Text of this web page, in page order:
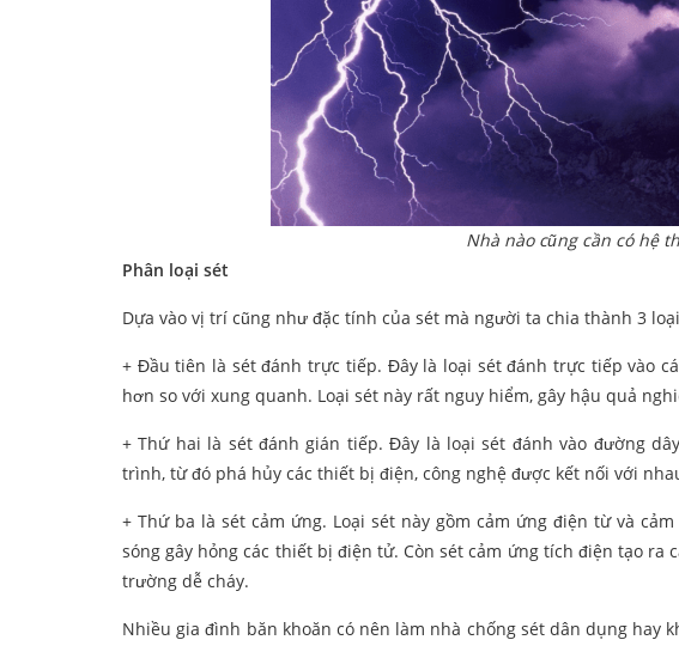
Nhà nào cũng cần có hệ
Phân loại sét
Dựa vào vị trí cũng như đặc tính của sét mà người ta chia thành 3
+ Đầu tiên là sét đánh trực tiếp. Đây là loại sét đánh trực tiếp vào
hơn so với xung quanh. Loại sét này rất nguy hiểm, gây hậu quả
+ Thứ hai là sét đánh gián tiếp. Đây là loại sét đánh vào đường
trình, từ đó phá hủy các thiết bị điện, công nghệ được kết nối với
+ Thứ ba là sét cảm ứng. Loại sét này gồm cảm ứng điện từ và
sóng gây hỏng các thiết bị điện tử. Còn sét cảm ứng tích điện tạo ra
trường dễ cháy.
Nhiều gia đình băn khoăn có nên làm nhà chống sét dân dụng hay